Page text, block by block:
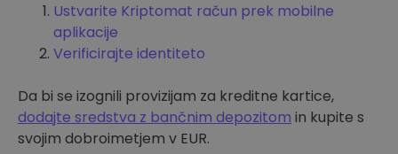
Ustvarite Kriptomat račun prek mobilne
aplikacije
Verificirajte identiteto
Da bi se izognili provizijam za kreditne kartice,
dodajte sredstva z bančnim depozitom in kupite s
svojim dobroimetjem v EUR.